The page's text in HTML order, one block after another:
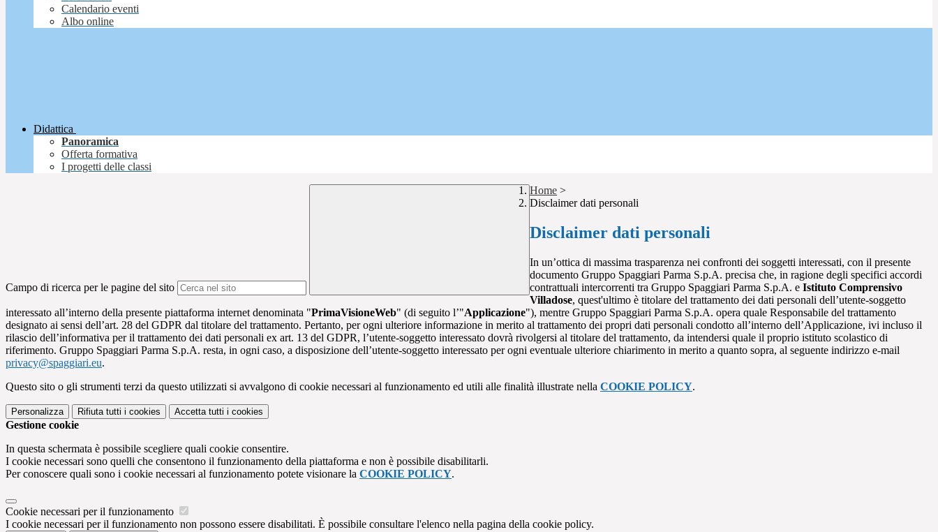
Calendario eventi
Albo online
Didattica
Panoramica
Offerta formativa
I progetti delle classi
Campo di ricerca per le pagine del sito
Home >
Disclaimer dati personali
Disclaimer dati personali
In un’ottica di massima trasparenza nei confronti dei soggetti interessati, con il presente
documento Gruppo Spaggiari Parma S.p.A. precisa che, in ragione degli specifici accordi
contrattuali intercorrenti tra Gruppo Spaggiari Parma S.p.A. e Istituto Comprensivo
Villadose, quest'ultimo è titolare del trattamento dei dati personali dell’utente-soggetto
interessato all’interno della presente piattaforma internet denominata "PrimaVisioneWeb" (di seguito l’"Applicazione"), mentre Gruppo Spaggiari Parma S.p.A. opera quale Responsabile del trattamento
designato ai sensi dell’art. 28 del GDPR dal titolare del trattamento. Pertanto, per ogni ulteriore informazione in merito al trattamento dei propri dati personali condotto all’interno dell’Applicazione, ivi incluso il
rilascio dell’informativa per il trattamento dei dati personali ex art. 13 del GDPR, l’utente-soggetto interessato dovrà rivolgersi al titolare del trattamento, da intendersi quale il proprio istituto scolastico di
riferimento. Gruppo Spaggiari Parma S.p.A. resta, in ogni caso, a disposizione dell’utente-soggetto interessato per ogni eventuale ulteriore chiarimento in merito a quanto sopra, al seguente indirizzo e-mail
privacy@spaggiari.eu.
Questo sito o gli strumenti terzi da questo utilizzati si avvalgono di cookie necessari al funzionamento ed utili alle finalità illustrate nella COOKIE POLICY.
Personalizza Rifiuta tutti i cookies Accetta tutti i cookies
Gestione cookie
In questa schermata è possibile scegliere quali cookie consentire.
I cookie necessari sono quelli che consentono il funzionamento della piattaforma e non è possibile disabilitarli.
Per conoscere quali sono i cookie necessari al funzionamento potete visionare la COOKIE POLICY.
Cookie necessari per il funzionamento
I cookie necessari per il funzionamento non possono essere disabilitati. È possibile consultare l'elenco nella pagina della cookie policy.